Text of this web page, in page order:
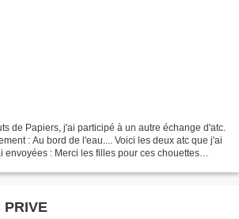
de Papiers, j'ai participé à un autre échange d'atc.
: Au bord de l'eau.... Voici les deux atc que j'ai
envoyées : Merci les filles pour ces chouettes
PRIVE